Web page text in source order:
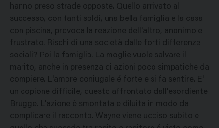
hanno preso strade opposte. Quello arrivato al
successo, con tanti soldi, una bella famiglia e la casa
con piscina, provoca la reazione dell'altro, anonimo e
frustrato. Rischi di una società dalle forti differenze
sociali? Poi la famiglia. La moglie vuole salvare il
marito, anche in presenza di azioni poco simpatiche da
compiere. L'amore coniugale é forte e si fa sentire. E'
un copione difficile, questo affrontato dall'esordiente
Brugge. L'azione è smontata e diluita in modo da
complicare il racconto. Wayne viene ucciso subito e